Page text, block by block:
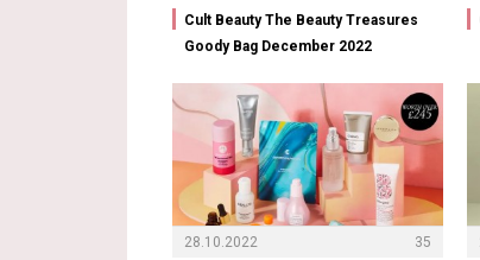
Cult Beauty The Beauty Treasures
Goody Bag December 2022
28.10.2022 35